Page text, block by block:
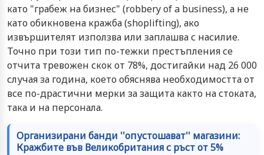
като "грабеж на бизнес" (robbery of a business), а не
като обикновена кражба (shoplifting), ако
извършителят използва или заплашва с насилие.
Точно при този тип по-тежки престъпления се
отчита тревожен скок от 78%, достигайки над 26 000
случая за година, което обяснява необходимостта от
все по-драстични мерки за защита както на стоката,
така и на персонала.
Организирани банди ''опустошават'' магазини:
Кражбите във Великобритания с ръст от 5%